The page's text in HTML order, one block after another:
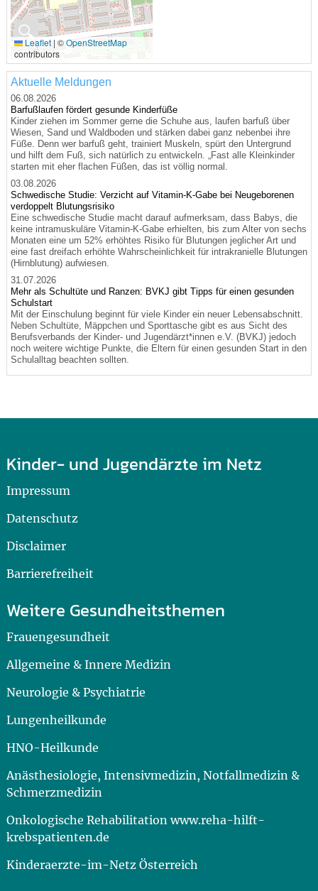
🔍
Leaflet |©OpenStreetMap
contributors
Aktuelle Meldungen
06.08.2026
Barfußlaufen fördert gesunde Kinderfüße
Kinder ziehen im Sommer gerne die Schuhe aus, laufen barfuß über
Wiesen, Sand und Waldboden und stärken dabei ganz nebenbei ihre
Füße. Denn wer barfuß geht, trainiert Muskeln, spürt den Untergrund
und hilft dem Fuß, sich natürlich zu entwickeln. „Fast alle Kleinkinder
starten mit eher flachen Füßen, das ist völlig normal.
03.08.2026
Schwedische Studie: Verzicht auf Vitamin-K-Gabe bei Neugeborenen
verdoppelt Blutungsrisiko
Eine schwedische Studie macht darauf aufmerksam, dass Babys, die
keine intramuskuläre Vitamin-K-Gabe erhielten, bis zum Alter von sechs
Monaten eine um 52% erhöhtes Risiko für Blutungen jeglicher Art und
eine fast dreifach erhöhte Wahrscheinlichkeit für intrakranielle Blutungen
(Hirnblutung) aufwiesen.
31.07.2026
Mehr als Schultüte und Ranzen: BVKJ gibt Tipps für einen gesunden
Schulstart
Mit der Einschulung beginnt für viele Kinder ein neuer Lebensabschnitt.
Neben Schultüte, Mäppchen und Sporttasche gibt es aus Sicht des
Berufsverbands der Kinder- und Jugendärzt*innen e.V. (BVKJ) jedoch
noch weitere wichtige Punkte, die Eltern für einen gesunden Start in den
Schulalltag beachten sollten.
Kinder- und Jugendärzte im Netz
Impressum
Datenschutz
Disclaimer
Barrierefreiheit
Weitere Gesundheitsthemen
Frauengesundheit
Allgemeine & Innere Medizin
Neurologie & Psychiatrie
Lungenheilkunde
HNO-Heilkunde
Anästhesiologie, Intensivmedizin, Notfallmedizin &
Schmerzmedizin
Onkologische Rehabilitation www.reha-hilft-
krebspatienten.de
Kinderaerzte-im-Netz Österreich